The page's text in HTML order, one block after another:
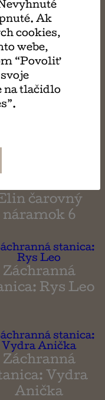
čarovný
náramok 2
čarovný
čarovný
náramok 6
Záchranná
Rys Leo
Záchranná
Vydra
Anička
Ak
cookies,
webe,
“Povoliť
na tlačidlo